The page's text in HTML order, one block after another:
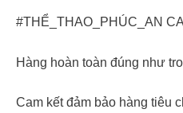
#THỂ_THAO_PHÚC_AN
Hàng hoàn toàn đúng như
Cam kết đảm bảo hàng tiêu